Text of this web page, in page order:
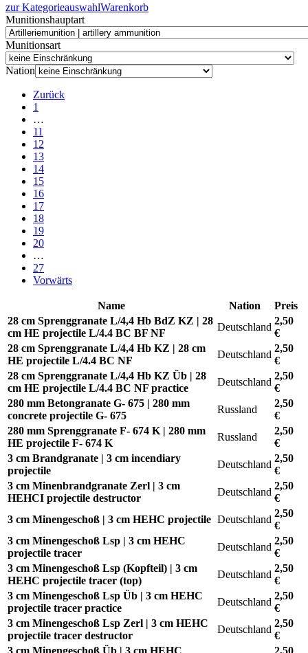
zur KategorieauswahlWarenkorb
Munitionshauptart
Munitionsart
Nation
Zurück
1
…
11
12
13
14
15
16
17
18
19
20
…
27
Vorwärts
Name Nation
Preis
28 cm Sprenggranate L/4,4 Hb BdZ KZ | 28
cm HE projectile L/4.4 BC BF NF
Deutschland
2,50
€
28 cm Sprenggranate L/4,4 Hb KZ | 28 cm
HE projectile L/4.4 BC NF
Deutschland
2,50
€
28 cm Sprenggranate L/4,4 Hb KZ Üb | 28
cm HE projectile L/4.4 BC NF practice
Deutschland
2,50
€
280 mm Betongranate G- 675 | 280 mm
concrete projectile G- 675
Russland
2,50
€
280 mm Sprenggranate F- 674 K | 280 mm
HE projectile F- 674 K
Russland
2,50
€
3 cm Brandgranate | 3 cm incendiary
projectile
Deutschland
2,50
€
3 cm Minenbrandgranate Zerl | 3 cm
HEHCI projectile destructor
Deutschland
2,50
€
3 cm Minengeschoß | 3 cm HEHC projectile Deutschland
2,50
€
3 cm Minengeschoß Lsp | 3 cm HEHC
projectile tracer
Deutschland
2,50
€
3 cm Minengeschoß Lsp (Kopfteil) | 3 cm
HEHC projectile tracer (top)
Deutschland
2,50
€
3 cm Minengeschoß Lsp Üb | 3 cm HEHC
projectile tracer practice
Deutschland
2,50
€
3 cm Minengeschoß Lsp Zerl | 3 cm HEHC
projectile tracer destructor
Deutschland
2,50
€
3 cm Minengeschoß Üb | 3 cm HEHC
2,50